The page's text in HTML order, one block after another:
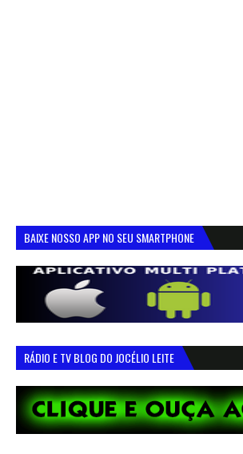
BAIXE NOSSO APP NO SEU SMARTPHONE
RÁDIO E TV BLOG DO JOCÉLIO LEITE